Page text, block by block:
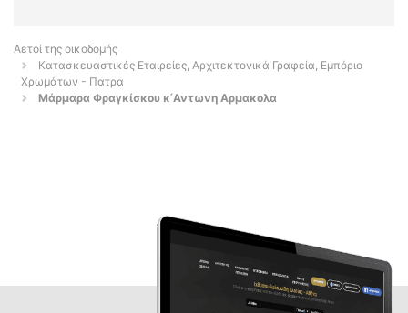
Αετοί της οικοδομής
Κατασκευαστικές Εταιρείες, Αρχιτεκτονικά Γραφεία, Εμπόριο
Χρωμάτων - Πατρα
Μάρμαρα Φραγκίσκου κ ́Αντωνη Αρμακολα